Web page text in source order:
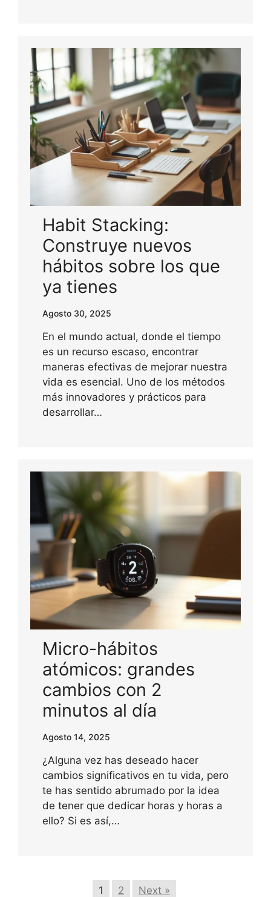
Habit Stacking:
Construye nuevos
hábitos sobre los que
ya tienes
Agosto 30, 2025
En el mundo actual, donde el tiempo
es un recurso escaso, encontrar
maneras efectivas de mejorar nuestra
vida es esencial. Uno de los métodos
más innovadores y prácticos para
desarrollar…
Micro-hábitos
atómicos: grandes
cambios con 2
minutos al día
Agosto 14, 2025
¿Alguna vez has deseado hacer
cambios significativos en tu vida, pero
te has sentido abrumado por la idea
de tener que dedicar horas y horas a
ello? Si es así,…
1 2 Next »